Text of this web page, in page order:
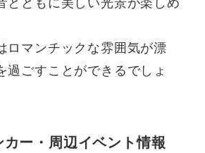
ロマンチックな雰囲気が漂
過ごすことができるでしょ
ー・周辺イベント情報